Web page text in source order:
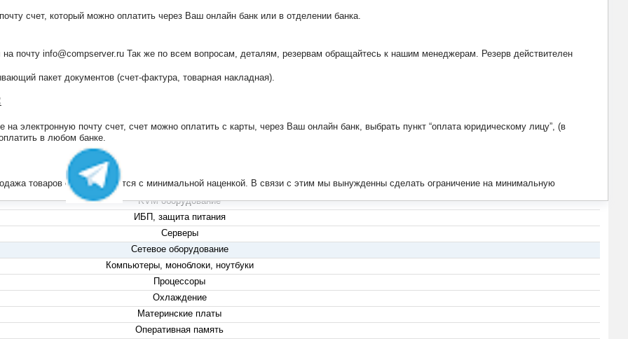
счет, который можно оплатить через Ваш онлайн банк или в отделении банка.
почту info@compserver.ru Так же по всем вопросам, деталям, резервам обращайтесь к нашим менеджерам. Резерв действителен
пакет документов (счет-фактура, товарная накладная).
электронную почту счет, счет можно оплатить с карты, через Ваш онлайн банк, выбрать пункт “оплата юридическому лицу”, (в
в любом банке.
товаров осуществляется с минимальной наценкой. В связи с этим мы вынужденны сделать ограничение на минимальную
+7 (495) 223-13-47
KVM оборудование
ИБП, защита питания
Серверы
Сетевое оборудование
Компьютеры, моноблоки, ноутбуки
Процессоры
Охлаждение
Материнские платы
Оперативная память